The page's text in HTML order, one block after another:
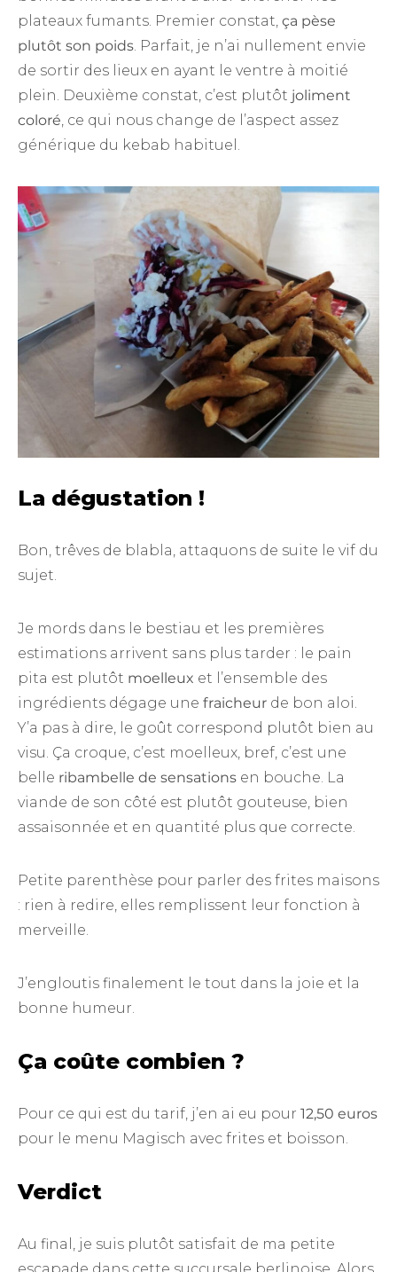
plateaux fumants. Premier constat, ça pèse
plutôt son poids. Parfait, je n’ai nullement envie
de sortir des lieux en ayant le ventre à moitié
plein. Deuxième constat, c’est plutôt joliment
coloré, ce qui nous change de l’aspect assez
générique du kebab habituel.
La dégustation !
Bon, trêves de blabla, attaquons de suite le vif du
sujet.
Je mords dans le bestiau et les premières
estimations arrivent sans plus tarder : le pain
pita est plutôt moelleux et l’ensemble des
ingrédients dégage une fraicheur de bon aloi.
Y’a pas à dire, le goût correspond plutôt bien au
visu. Ça croque, c’est moelleux, bref, c’est une
belle ribambelle de sensations en bouche. La
viande de son côté est plutôt gouteuse, bien
assaisonnée et en quantité plus que correcte.
Petite parenthèse pour parler des frites maisons
: rien à redire, elles remplissent leur fonction à
merveille.
J’engloutis finalement le tout dans la joie et la
bonne humeur.
Ça coûte combien ?
Pour ce qui est du tarif, j’en ai eu pour 12,50 euros
pour le menu Magisch avec frites et boisson.
Verdict
Au final, je suis plutôt satisfait de ma petite